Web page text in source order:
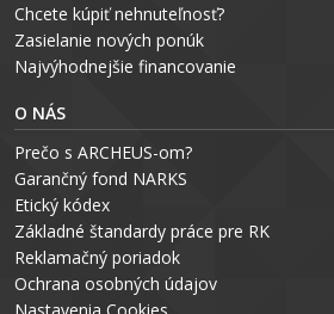
Chcete kúpiť nehnuteľnosť?
Zasielanie nových ponúk
Najvýhodnejšie financovanie
O NÁS
Prečo s ARCHEUS-om?
Garančný fond NARKS
Etický kódex
Základné štandardy práce pre RK
Reklamačný poriadok
Ochrana osobných údajov